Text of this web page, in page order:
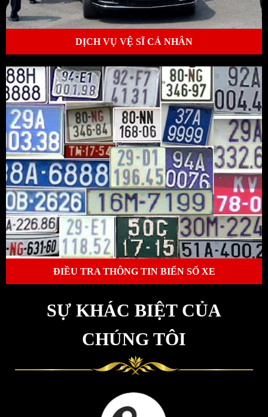
DỊCH VỤ VỆ SĨ CÁ NHÂN
ĐIỀU TRA THÔNG TIN BIỂN SỐ XE
SỰ KHÁC BIỆT CỦA
CHÚNG TÔI